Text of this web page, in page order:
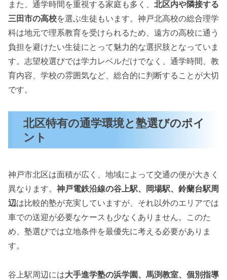
また、通学時間を重視する家庭も多く、 北区内や隣接する
三田市の高校を選ぶ生徒もいます。神戸北高校の総合理学
科は地元で理系教育を受けられるため、遠方の高校に通う
負担を避けたい生徒にとって魅力的な選択肢となっていま
す。志望校選びでは学力レベルだけでなく、通学時間、教
育内容、学校の雰囲気など、総合的に判断することが大切
です。
北区特有の通学環境と塾選びのポイ
ント
神戸市北区は面積が広く、地域によって交通の便が大きく
異なります。 神戸電鉄沿線の谷上駅、岡場駅、鈴蘭台駅周
辺は比較的塾が充実していますが、それ以外のエリアでは
車での送迎が必要なケースも少なくありません。このた
め、塾選びでは立地条件を最優先に考える必要がありま
す。
谷上駅周辺には大手進学塾の浜学園、馬渕教室、個別指導